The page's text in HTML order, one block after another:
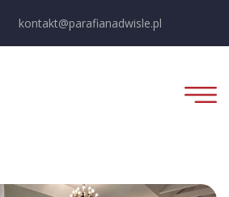
kontakt@parafianadwisle.pl